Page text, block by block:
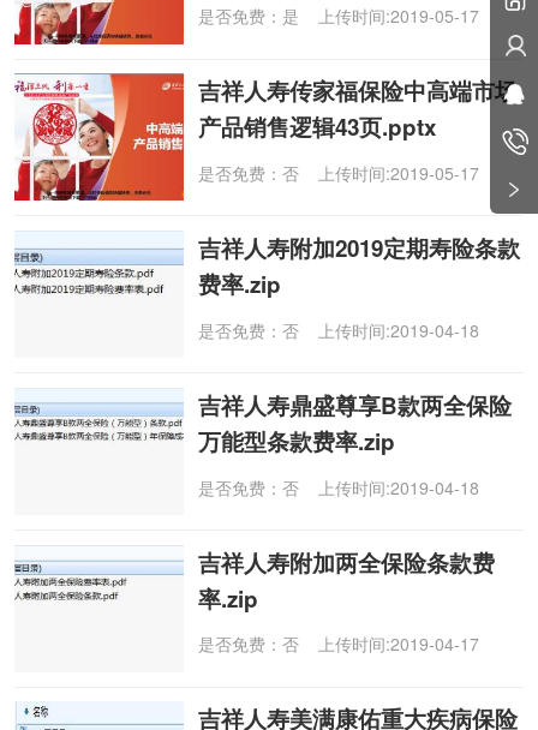
是否免费：是 上传时间:2019-05-17
吉祥人寿传家福保险中高端市场
产品销售逻辑43页.pptx
是否免费：否 上传时间:2019-05-17
吉祥人寿附加2019定期寿险条款
费率.zip
是否免费：否 上传时间:2019-04-18
吉祥人寿鼎盛尊享B款两全保险
万能型条款费率.zip
是否免费：否 上传时间:2019-04-18
吉祥人寿附加两全保险条款费
率.zip
是否免费：否 上传时间:2019-04-17
吉祥人寿美满康佑重大疾病保险